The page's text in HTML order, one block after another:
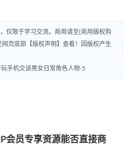
仅限于学习交流。商用请至[商用版权购
页底部【版权声明】查看！因版权产生
玩手机交谈男女日常角色人物-5
会员专享资源能否直接商